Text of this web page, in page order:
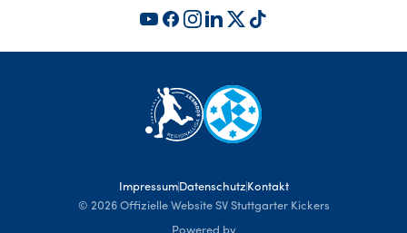
Impressum Datenschutz Kontakt
© 2026 Offizielle Website SV Stuttgarter Kickers
Powered by